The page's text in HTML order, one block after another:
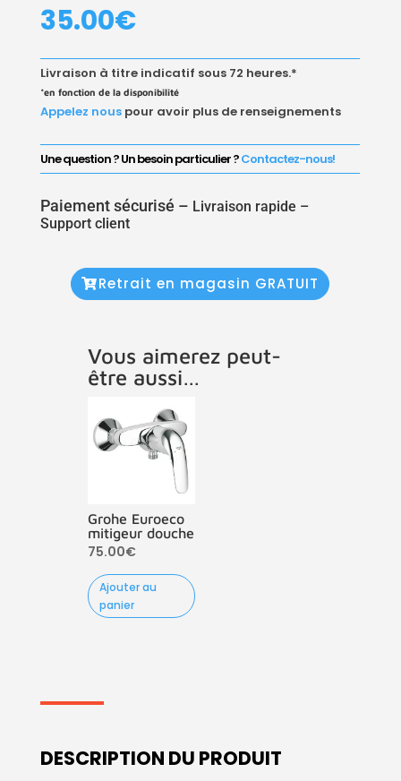
35.00€
Livraison à titre indicatif sous 72 heures.*
*en fonction de la disponibilité
Appelez nouspour avoir plus de renseignements
Une question ? Un besoin particulier ?Contactez-nous!
Paiement sécurisé – Livraison rapide –
Support client
Retrait en magasin GRATUIT
Vous aimerez peut-
être aussi…
Grohe Euroeco
mitigeur douche
75.00€
Ajouter au
panier
DESCRIPTION DU PRODUIT